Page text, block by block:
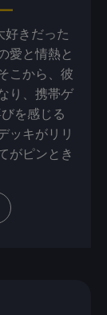
好きだった
愛と情熱と
こから、彼
り、携帯ゲ
を感じる
ッキがリリ
がピンとき